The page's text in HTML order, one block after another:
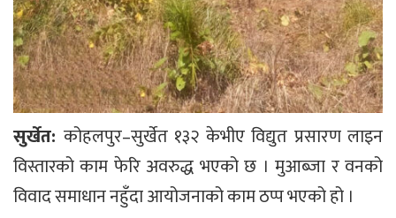
सुर्खेत: कोहलपुर–सुर्खेत १३२ केभीए विद्युत प्रसारण लाइन
विस्तारको काम फेरि अवरुद्ध भएको छ । मुआब्जा र वनको
विवाद समाधान नहुँदा आयोजनाको काम ठप्प भएको हो ।